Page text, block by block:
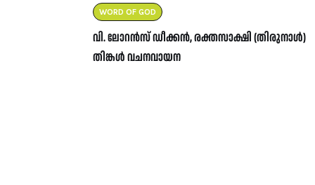
WORD OF GOD
വി. ലോറൻസ് ഡീക്കൻ, രക്തസാക്ഷി (തിരുനാൾ)
തിങ്കൾ വചനവായന